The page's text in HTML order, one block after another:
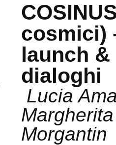
cosmici)
launch &
dialoghi
Lucia
Margherita
Morgantin